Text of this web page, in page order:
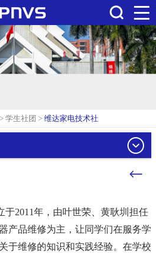
搜索
> 学生社团 > 维达家电技术社
于2011年，由叶世荣、黄耿圳担任
产品维修为主，让同学们在服务学
于维修的知识和实践经验。在学校